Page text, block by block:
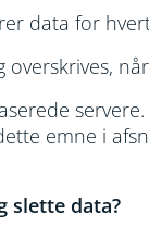
data for
emne i
slette data?